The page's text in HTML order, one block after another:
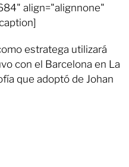
align="alignnone"
estratega utilizará
con el Barcelona en La
que adoptó de Johan